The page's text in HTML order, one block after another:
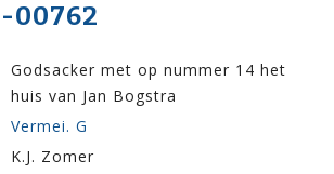
00762
Godsacker met op nummer 14 het
huis van Jan Bogstra
Vermei. G
K.J. Zomer